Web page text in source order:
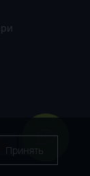
Принять